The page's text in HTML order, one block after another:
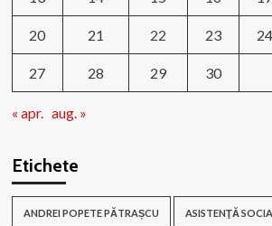
20 21 22 23 24
27 28 29 30
« apr. aug. »
Etichete
ANDREI POPETE PĂTRAȘCU ASISTENŢĂ